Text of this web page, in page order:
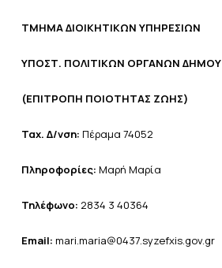
ΤΜΗΜΑ ΔΙΟΙΚΗΤΙΚΩΝ ΥΠΗΡΕΣΙΩΝ
ΥΠΟΣΤ. ΠΟΛΙΤΙΚΩΝ ΟΡΓΑΝΩΝ ΔΗΜΟΥ
(ΕΠΙΤΡΟΠΗ ΠΟΙΟΤΗΤΑΣ ΖΩΗΣ)
Ταχ. Δ/νση: Πέραμα 74052
Πληροφορίες: Μαρή Μαρία
Τηλέφωνο: 2834 3 40364
Email: mari.maria@0437.syzefxis.gov.gr